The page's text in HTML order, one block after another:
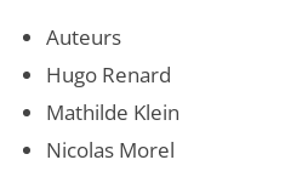
Auteurs
Hugo Renard
Mathilde Klein
Nicolas Morel